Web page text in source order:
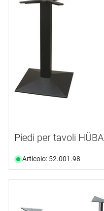
Piedi per tavoli HÜBA
Articolo: 52.001.98